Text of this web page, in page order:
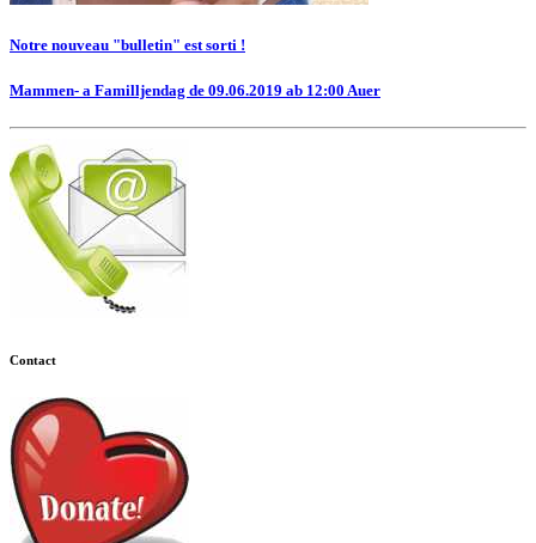
Notre nouveau "bulletin" est sorti !
Mammen- a Familljendag de 09.06.2019 ab 12:00 Auer
Contact